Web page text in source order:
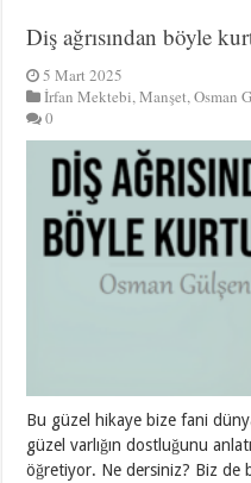
Diş ağrısından böyle
5 Mart 2025
İrfan Mektebi,Manşet,Osman
0
Bu güzel hikaye bize fani
güzel varlığın dostluğunu
öğretiyor. Ne dersiniz? Biz de